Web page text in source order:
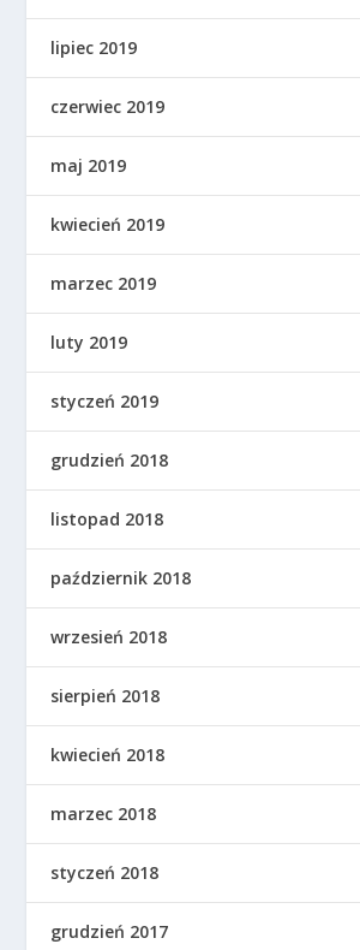
lipiec 2019
czerwiec 2019
maj 2019
kwiecień 2019
marzec 2019
luty 2019
styczeń 2019
grudzień 2018
listopad 2018
październik 2018
wrzesień 2018
sierpień 2018
kwiecień 2018
marzec 2018
styczeń 2018
grudzień 2017